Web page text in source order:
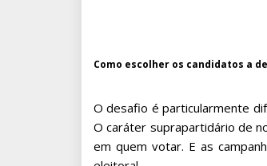
Como escolher os candidatos a
O desafio é particularmente
O caráter suprapartidário de
em quem votar. E as